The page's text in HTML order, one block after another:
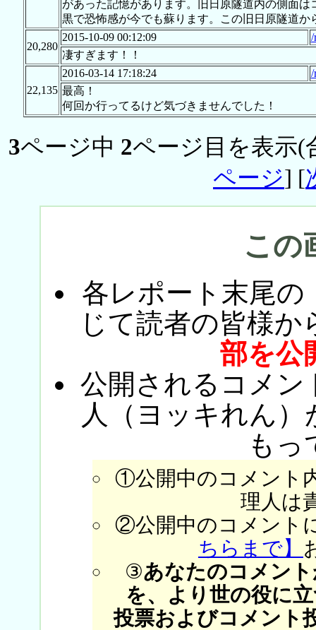
があった記憶があります。旧日原隧道内の側面
黒で恐怖感が今でも蘇ります。この旧日原隧道
20,280
2015-10-09 00:12:09
/
凄すぎます！！
22,135
2016-03-14 17:18:24
/
最高！
何回か行ってるけど気づきませんでした！
3ページ中 2ページ目を表示(
ページ] [
この
各レポート末尾の
じて読者の皆様か
部を公
公開されるコメン
人（ヨッキれん
もっ
①公開中のコメント
理人は
②公開中のコメント
ちらまで】
③あなたのコメン
を、より世の役に
投票およびコメント